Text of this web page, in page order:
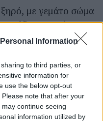
Information
to third parties, or
information for
use the below opt-out
note that after your
continue seeing
information utilized by
ξηρό, με γεμάτο σώμα
να είναι
και σκέτο.
πειραματισμούς,
σου και της
κάρδαμο, ή